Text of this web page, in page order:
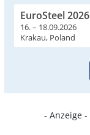
EuroSteel 2026
16. – 18.09.2026
Krakau, Poland
- Anzeige -